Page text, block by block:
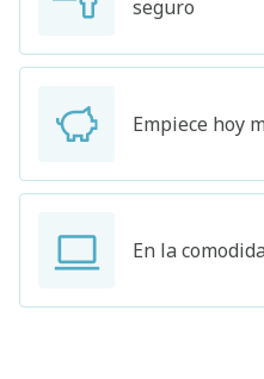
seguro
Empiece hoy
En la